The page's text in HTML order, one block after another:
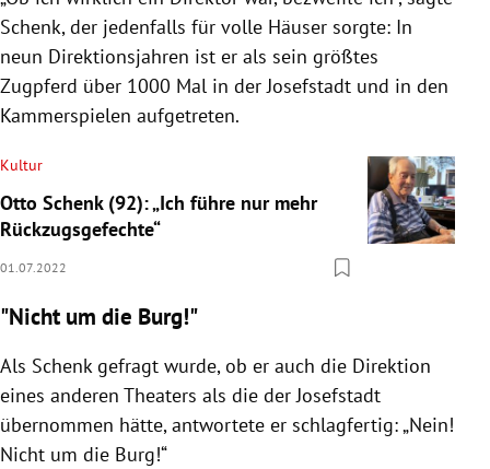
Schenk, der jedenfalls für volle Häuser sorgte: In
neun Direktionsjahren ist er als sein größtes
Zugpferd über 1000 Mal in der Josefstadt und in den
Kammerspielen aufgetreten.
Kultur
Otto Schenk (92): „Ich führe nur mehr
Rückzugsgefechte“
01.07.2022
"Nicht um die Burg!"
Als Schenk gefragt wurde, ob er auch die Direktion
eines anderen Theaters als die der Josefstadt
übernommen hätte, antwortete er schlagfertig: „Nein!
Nicht um die Burg!“